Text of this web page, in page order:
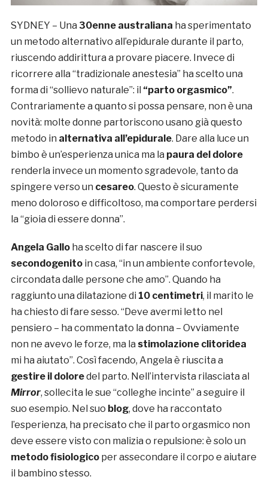
SYDNEY – Una 30enne australiana ha sperimentato
un metodo alternativo all’epidurale durante il parto,
riuscendo addirittura a provare piacere. Invece di
ricorrere alla “tradizionale anestesia” ha scelto una
forma di “sollievo naturale”: il “parto orgasmico”.
Contrariamente a quanto si possa pensare, non è una
novità: molte donne partoriscono usano già questo
metodo in alternativa all’epidurale. Dare alla luce un
bimbo è un’esperienza unica ma la paura del dolore
renderla invece un momento sgradevole, tanto da
spingere verso un cesareo. Questo è sicuramente
meno doloroso e difficoltoso, ma comportare perdersi
la “gioia di essere donna”.
Angela Galloha scelto di far nascere il suo
secondogenitoin casa, “in un ambiente confortevole,
circondata dalle persone che amo”. Quando ha
raggiunto una dilatazione di 10 centimetri, il marito le
ha chiesto di fare sesso. “Deve avermi letto nel
pensiero – ha commentato la donna – Ovviamente
non ne avevo le forze, ma la stimolazione clitoridea
mi ha aiutato”. Così facendo, Angela è riuscita a
gestire il doloredel parto. Nell’intervista rilasciata al
Mirror, sollecita le sue “colleghe incinte” a seguire il
suo esempio. Nel suo blog, dove ha raccontato
l’esperienza, ha precisato che il parto orgasmico non
deve essere visto con malizia o repulsione: è solo un
metodo fisiologicoper assecondare il corpo e aiutare
il bambino stesso.